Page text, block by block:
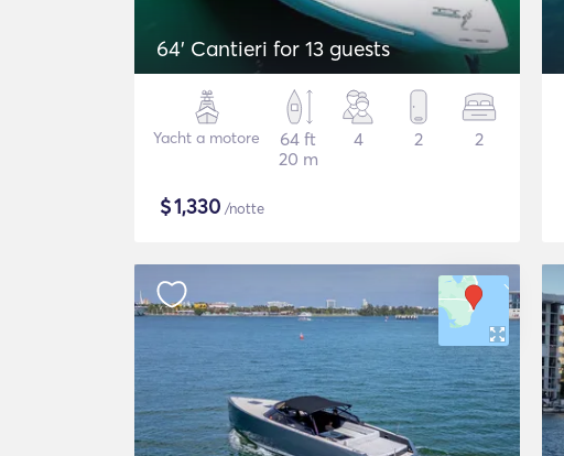
64' Cantieri for 13 guests
Yacht a motore
64 ft
20 m
4 2 2
$1,330 /notte